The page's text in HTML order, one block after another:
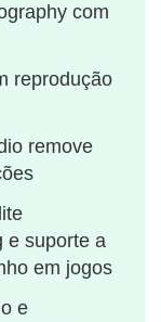
com
reprodução
remove
e suporte a
em jogos
e